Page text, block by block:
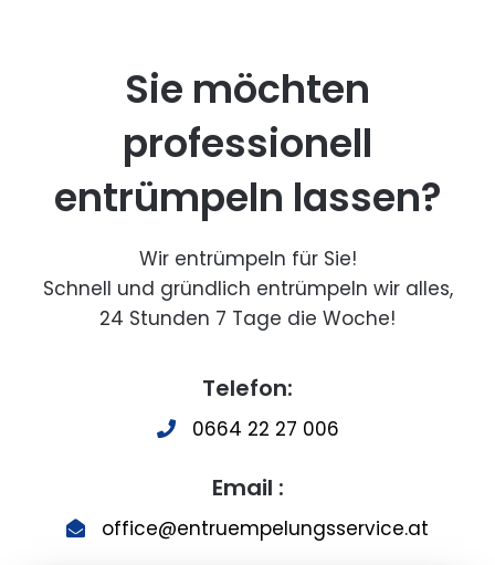
Sie möchten
professionell
entrümpeln lassen?
Wir entrümpeln für Sie!
Schnell und gründlich entrümpeln wir alles,
24 Stunden 7 Tage die Woche!
Telefon:
0664 22 27 006
Email :
office@entruempelungsservice.at